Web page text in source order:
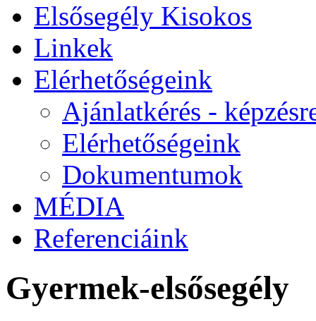
Elsősegély Kisokos
Linkek
Elérhetőségeink
Ajánlatkérés -
Elérhetőségeink
Dokumentumok
MÉDIA
Referenciáink
Gyermek-elsősegély